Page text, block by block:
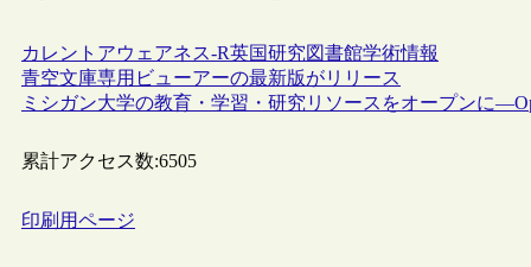
カレントアウェアネス-R英国研究図書館学術情報
青空文庫専用ビューアーの最新版がリリース
ミシガン大学の教育・学習・研究リソースをオープンに
累計アクセス数:6505
印刷用ページ